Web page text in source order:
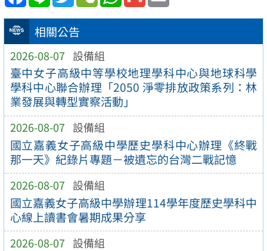
相關公告
2026-08-07 設備組
臺中女子高級中等學校地理學科中心與地球科學
學科中心聯合辦理「2050 淨零排放政策系列：林
業發展與轉型實察活動」
2026-08-07 設備組
國立嘉義女子高級中學歷史學科中心辦理《終戰
那一天》紀錄片專題－被遺忘的台灣二戰記憶
2026-08-07 設備組
國立嘉義女子高級中學辦理114學年度歷史學科中
心線上讀書會暑期成果分享
2026-08-07 設備組